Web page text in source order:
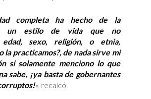
completa ha hecho de la
un estilo de vida que no
edad, sexo, religión, o etnia,
la practicamos?, de nada sirve mi
si solamente menciono lo que
sabe, ¡ya basta de gobernantes
«, recalcó.